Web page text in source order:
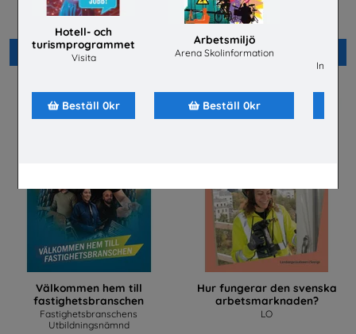
Hotell- och
turismprogrammet
Visita
Beställ 0kr
Arbetsmiljö
Arena Skolinformation
Beställ 0kr
anläggningsprogrammet
Beställ 0kr
gymnasieskolan
TYA
Beställ 0kr
Välkommen hem till
fastighetsbranschen
Fastighetsbranschens
Utbildningsnämnd
Hur fungerar den svenska
arbetsmarknaden?
LO